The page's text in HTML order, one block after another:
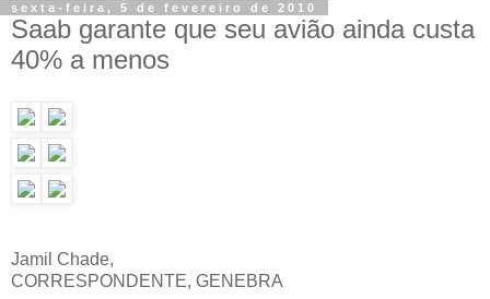
sexta-feira, 5 de fevereiro de 2010
Saab garante que seu avião ainda custa
40% a menos
Jamil Chade,
CORRESPONDENTE, GENEBRA